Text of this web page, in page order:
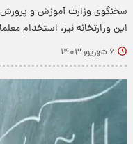
سخنگوی وزارت آموزش و پرورش
این وزارتخانه نیز، استخدام
۶ شهریور ۱۴۰۳